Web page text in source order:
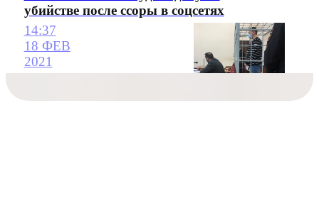
убийстве после ссоры в соцсетях
14:37
18 ФЕВ
2021